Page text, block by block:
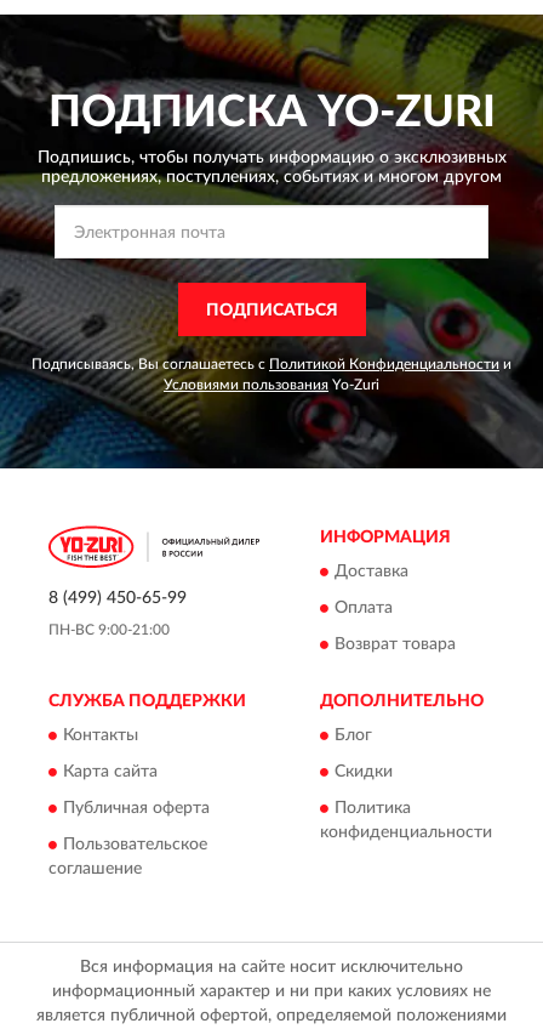
ПОДПИСКАYO-ZURI
Подпишись, чтобы получать информацию о эксклюзивных
предложениях,поступлениях, событиях и многом другом
ПОДПИСАТЬСЯ
Подписываясь, Вы соглашаетесь с Политикой Конфиденциальности и
Условиями пользования Yo-Zuri
8 (499) 450-65-99
ПН-ВС 9:00-21:00
ИНФОРМАЦИЯ
Доставка
Оплата
Возврат товара
СЛУЖБА ПОДДЕРЖКИ
Контакты
Карта сайта
Публичная оферта
Пользовательское
соглашение
ДОПОЛНИТЕЛЬНО
Блог
Скидки
Политика
конфиденциальности
Вся информация на сайте носит исключительно
информационный характер и ни при каких условиях не
является публичной офертой, определяемой положениями